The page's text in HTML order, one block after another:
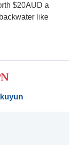
$20AUD a
like